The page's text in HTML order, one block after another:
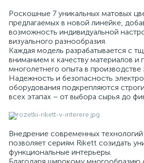
Роскошные 7 уникальных матовых
предлагаемых в новой линейке,
возможность индивидуальной
визуального разнообразия.
Каждая модель разрабатывается с
вниманием к качеству материалов
многолетнего опыта в производстве
Надежность и безопасность
оборудования подкрепляются
всех этапах – от выбора сырья до
Внедрение современных
позволяет сериям Rikett созидать
функциональные интерьеры.